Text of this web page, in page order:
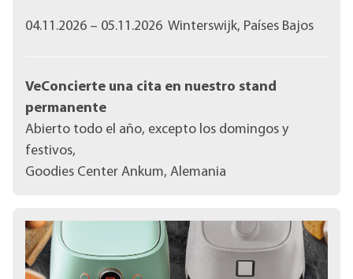
04.11.2026 – 05.11.2026 Winterswijk, Países Bajos
VeConcierte una cita en nuestro stand
permanente
Abierto todo el año, excepto los domingos y
festivos,
Goodies Center Ankum, Alemania